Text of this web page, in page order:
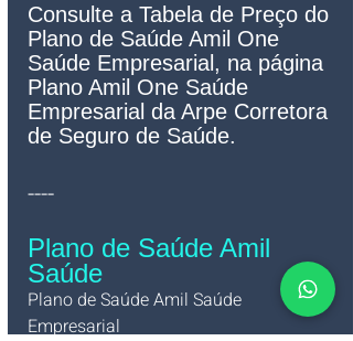
Consulte a Tabela de Preço do
Plano de Saúde Amil One
Saúde Empresarial, na página
Plano Amil One Saúde
Empresarial da Arpe Corretora
de Seguro de Saúde.
----
Plano de Saúde Amil
Saúde
Plano de Saúde Amil Saúde
Empresarial